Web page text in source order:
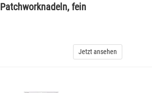
Patchworknadeln, fein
Jetzt ansehen